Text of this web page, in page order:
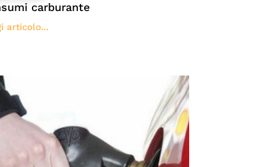
carburante
articolo...